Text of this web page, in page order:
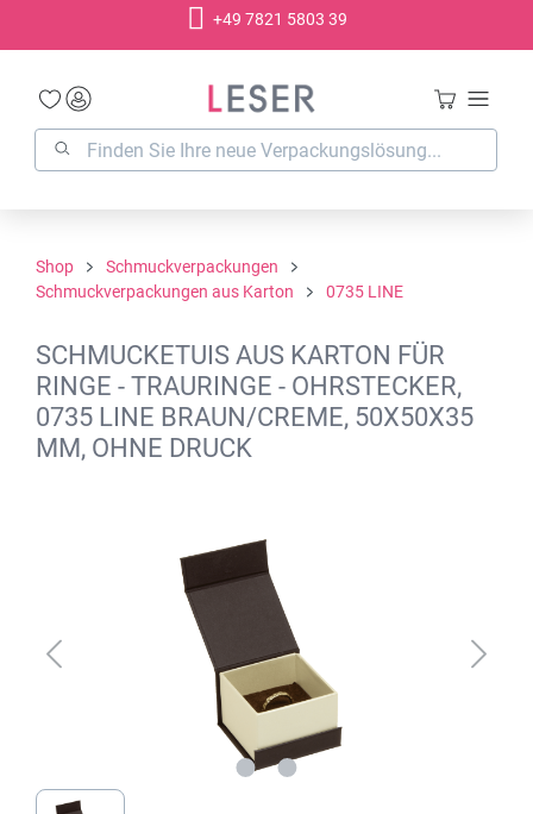
+49 7821 5803 39
Shop
Schmuckverpackungen
Schmuckverpackungen aus Karton
0735 LINE
SCHMUCKETUIS AUS KARTON FÜR
RINGE - TRAURINGE - OHRSTECKER,
0735 LINE BRAUN/CREME, 50X50X35
MM, OHNE DRUCK